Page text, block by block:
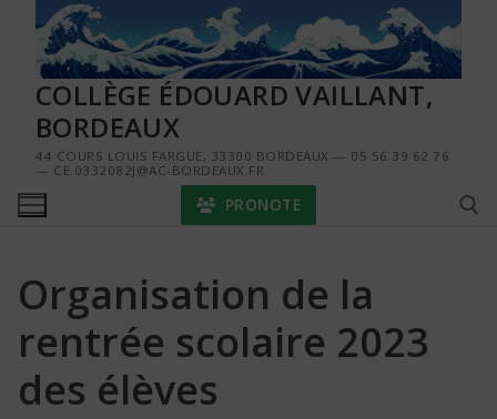
contenu
COLLÈGE ÉDOUARD VAILLANT,
BORDEAUX
44 COURS LOUIS FARGUE, 33300 BORDEAUX — 05 56 39 62 76
— CE.0332082J@AC-BORDEAUX.FR
PRONOTE
Organisation de la
rentrée scolaire 2023
des élèves